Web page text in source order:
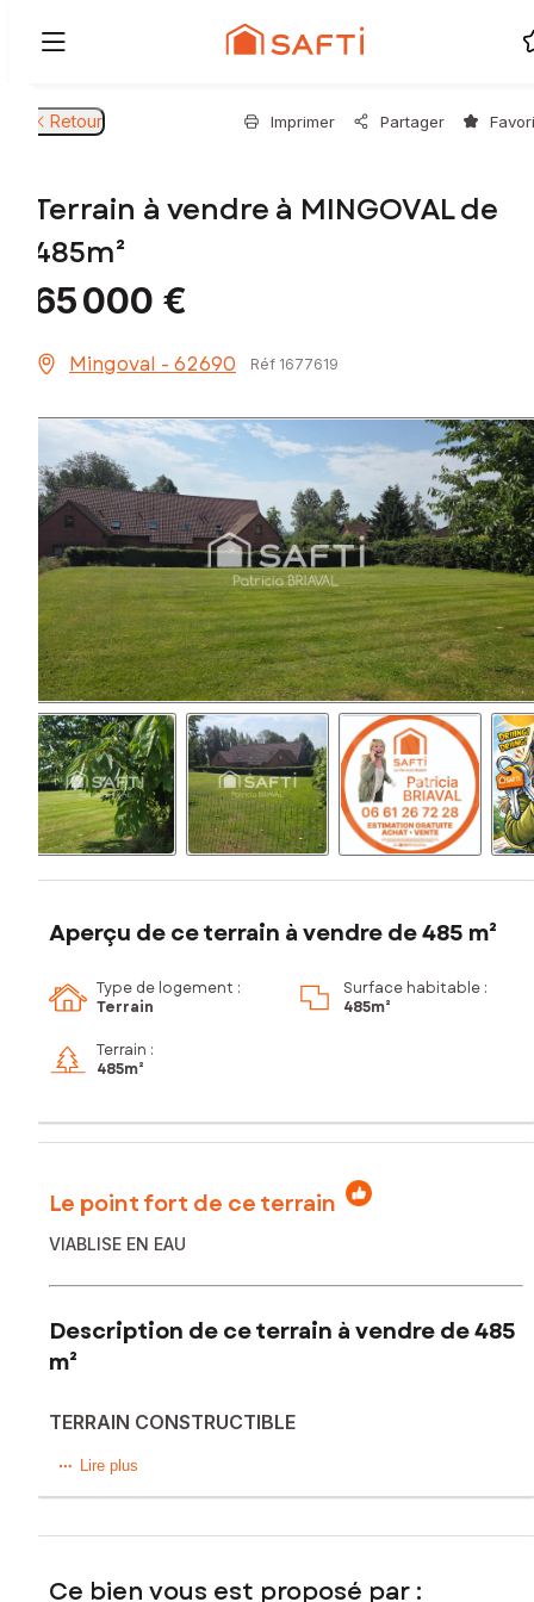
Retour Imprimer Partager
Terrain à vendre à MINGOVAL de
485m²
65 000 €
Mingoval - 62690 Réf 1677619
Aperçu de ce terrain à vendre de 485 m²
Type de logement :
Terrain
Surface habitable :
485m²
Terrain :
485m²
Le point fort de ce terrain
VIABLISE EN EAU
Description de ce terrain à vendre de 485
m²
TERRAIN CONSTRUCTIBLE
Situé dans la charmante commune de Mingoval (62690), ce
présente un potentiel de développement intéressant.
superficie de 485 m² et d'une façade de 16 mètres, ce
Lire plus
Ce bien vous est proposé par :